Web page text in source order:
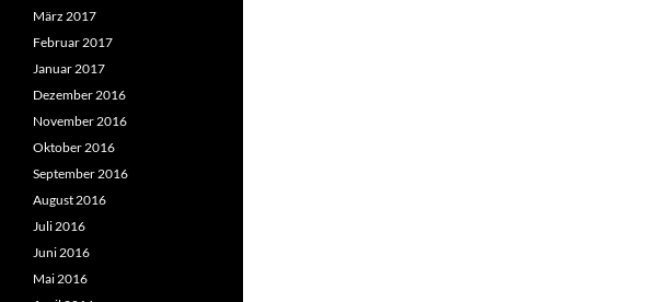
März 2017
Februar 2017
Januar 2017
Dezember 2016
November 2016
Oktober 2016
September 2016
August 2016
Juli 2016
Juni 2016
Mai 2016